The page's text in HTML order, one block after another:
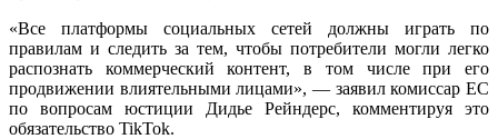
«Все платформы социальных сетей должны играть по
правилам и следить за тем, чтобы потребители могли легко
распознать коммерческий контент, в том числе при его
продвижении влиятельными лицами», — заявил комиссар ЕС
по вопросам юстиции Дидье Рейндерс, комментируя это
обязательство TikTok.